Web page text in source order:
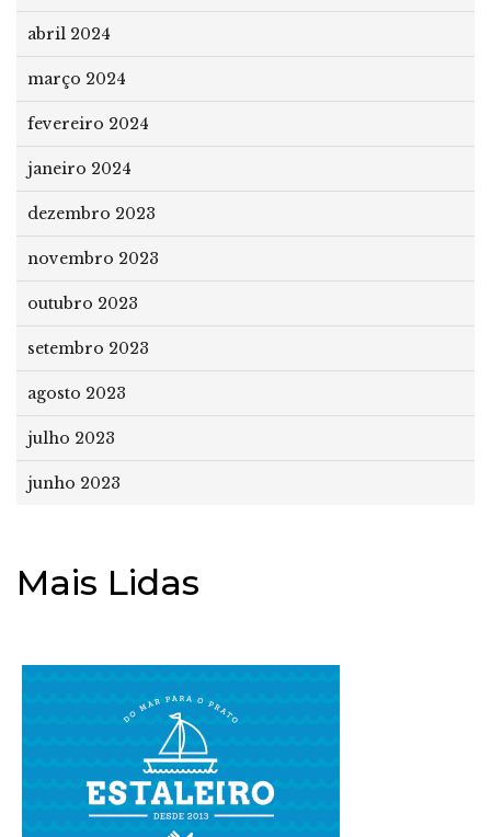
abril 2024
março 2024
fevereiro 2024
janeiro 2024
dezembro 2023
novembro 2023
outubro 2023
setembro 2023
agosto 2023
julho 2023
junho 2023
Mais Lidas